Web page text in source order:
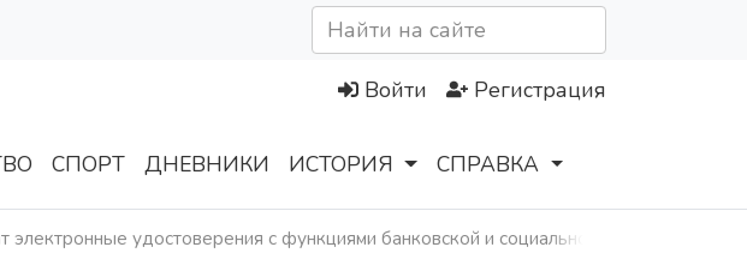
Войти Регистрация
СПОРТ ДНЕВНИКИ ИСТОРИЯ СПРАВКА
удостоверения с функциями банковской и социальной карт